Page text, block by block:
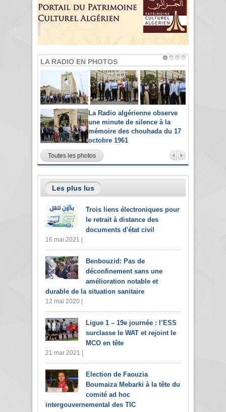
LA RADIO EN PHOTOS
La Radio algérienne observe
une minute de silence à la
mémoire des chouhada du 17
octobre 1961
Toutes les photos
Les plus lus
Trois liens électroniques pour
le retrait à distance des
documents d'état civil
16 mai 2021 |
Benbouzid: Pas de
déconfinement sans une
amélioration notable et
durable de la situation sanitaire
12 mai 2020 |
Ligue 1 – 19e journée : l’ESS
surclasse le WAT et rejoint le
MCO en tête
21 mar 2021 |
Election de Faouzia
Boumaiza Mebarki à la tête du
comité ad hoc
intergouvernemental des TIC